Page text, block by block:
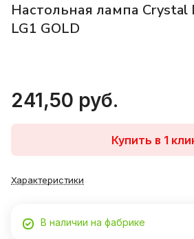
Настольная лампа Crystal
LG1 GOLD
241,50 руб.
Купить в 1
Характеристики
В наличии на фабрике